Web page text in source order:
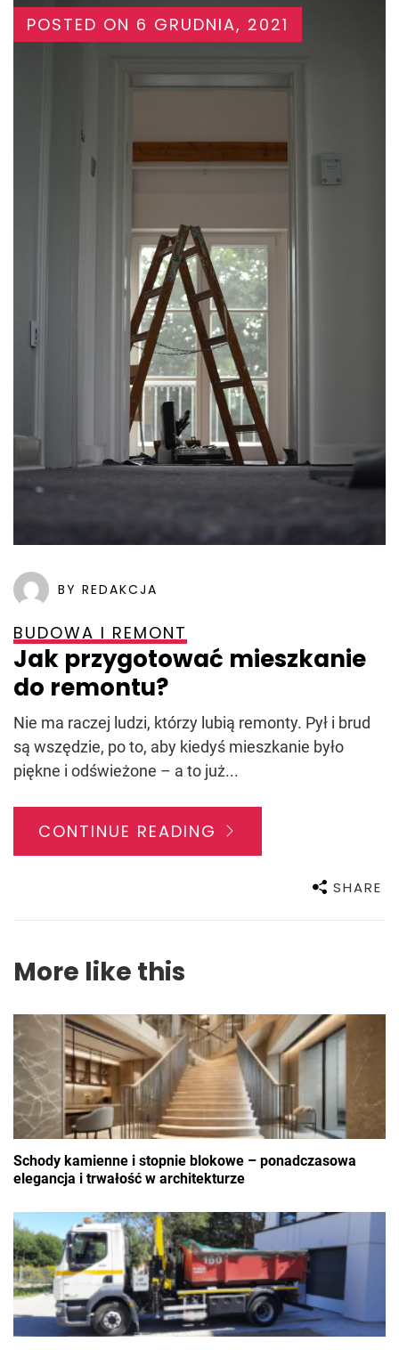
POSTED ON 6 GRUDNIA, 2021
BY REDAKCJA
BUDOWA I REMONT
Jak przygotować mieszkanie
do remontu?
Nie ma raczej ludzi, którzy lubią remonty. Pył i brud
są wszędzie, po to, aby kiedyś mieszkanie było
piękne i odświeżone – a to już...
CONTINUE READING
SHARE
More like this
Schody kamienne i stopnie blokowe – ponadczasowa
elegancja i trwałość w architekturze